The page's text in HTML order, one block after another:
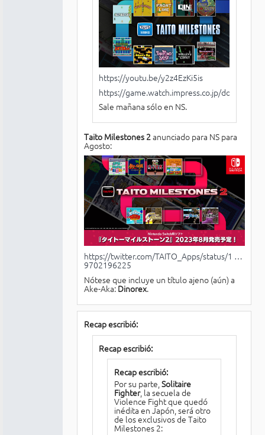
https://youtu.be/y2z4EzKi5is
https://game.watch.impress.co.jp/docs/
Sale mañana sólo en NS.
Taito Milestones 2anunciado para NS para
Agosto:
https://twitter.com/TAITO_Apps/status/1 …
9702196225
Nótese que incluye un título ajeno (aún) a
Ake-Aka:Dinorex.
Recap escribió:
Recap escribió:
Recap escribió:
Por su parte,Solitaire
Fighter, la secuela de
Violence Fight que quedó
inédita en Japón, será otro
de los exclusivos de Taito
Milestones 2: